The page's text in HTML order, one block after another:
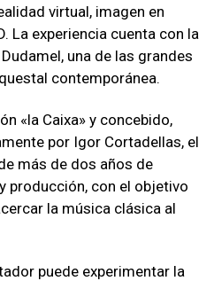
virtual, imagen en
La experiencia cuenta con la
una de las grandes
contemporánea.
«la Caixa» y concebido,
por Igor Cortadellas, el
más de dos años de
producción, con el objetivo
la música clásica al
puede experimentar la